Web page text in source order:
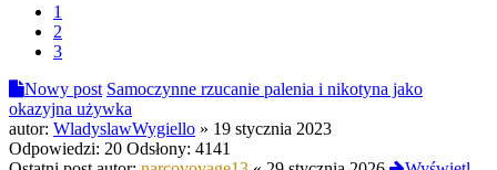
1
2
3
Nowy post Samoczynne rzucanie palenia i nikotyna jako
okazyjna używka
autor: WladyslawWygiello » 19 stycznia 2023
Odpowiedzi: 20 Odsłony: 4141